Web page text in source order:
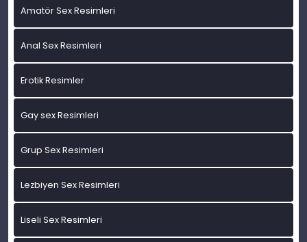
Amatör Sex Resimleri
Anal Sex Resimleri
Erotik Resimler
Gay sex Resimleri
Grup Sex Resimleri
Lezbiyen Sex Resimleri
Liseli Sex Resimleri